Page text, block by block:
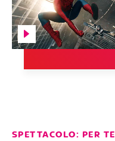
SPETTACOLO: PER TE